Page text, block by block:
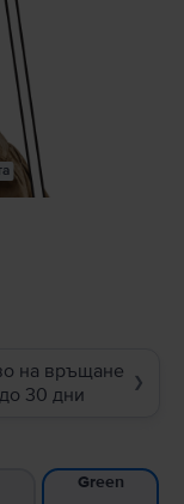
на връщане
до 30 дни
❯
Green